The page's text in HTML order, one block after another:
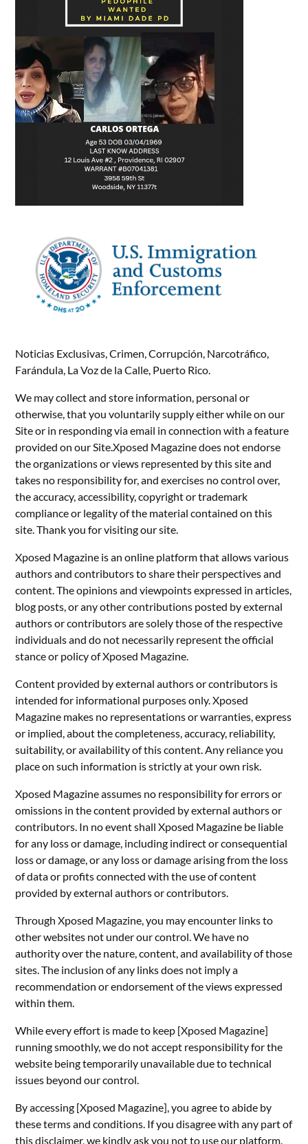
Noticias Exclusivas, Crimen, Corrupción, Narcotráfico,
Farándula, La Voz de la Calle, Puerto Rico.
We may collect and store information, personal or
otherwise, that you voluntarily supply either while on our
Site or in responding via email in connection with a feature
provided on our Site.Xposed Magazine does not endorse
the organizations or views represented by this site and
takes no responsibility for, and exercises no control over,
the accuracy, accessibility, copyright or trademark
compliance or legality of the material contained on this
site. Thank you for visiting our site.
Xposed Magazine is an online platform that allows various
authors and contributors to share their perspectives and
content. The opinions and viewpoints expressed in articles,
blog posts, or any other contributions posted by external
authors or contributors are solely those of the respective
individuals and do not necessarily represent the official
stance or policy of Xposed Magazine.
Content provided by external authors or contributors is
intended for informational purposes only. Xposed
Magazine makes no representations or warranties, express
or implied, about the completeness, accuracy, reliability,
suitability, or availability of this content. Any reliance you
place on such information is strictly at your own risk.
Xposed Magazine assumes no responsibility for errors or
omissions in the content provided by external authors or
contributors. In no event shall Xposed Magazine be liable
for any loss or damage, including indirect or consequential
loss or damage, or any loss or damage arising from the loss
of data or profits connected with the use of content
provided by external authors or contributors.
Through Xposed Magazine, you may encounter links to
other websites not under our control. We have no
authority over the nature, content, and availability of those
sites. The inclusion of any links does not imply a
recommendation or endorsement of the views expressed
within them.
While every effort is made to keep [Xposed Magazine]
running smoothly, we do not accept responsibility for the
website being temporarily unavailable due to technical
issues beyond our control.
By accessing [Xposed Magazine], you agree to abide by
these terms and conditions. If you disagree with any part of
this disclaimer, we kindly ask you not to use our platform.